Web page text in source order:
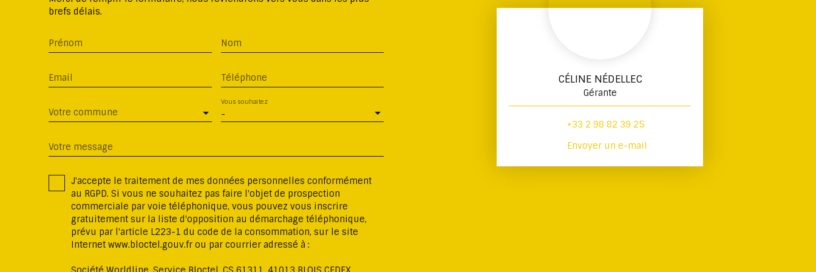
brefs délais.
Prénom Nom
Email Téléphone
Votre commune -
Vous souhaitez
Votre message
J'accepte le traitement de mes données personnelles conformément
au RGPD. Si vous ne souhaitez pas faire l'objet de prospection
commerciale par voie téléphonique, vous pouvez vous inscrire
gratuitement sur la liste d'opposition au démarchage téléphonique,
prévu par l'article L223-1 du code de la consommation, sur le site
Internet www.bloctel.gouv.fr ou par courrier adressé à :
CÉLINE NÉDELLEC
Gérante
+33 2 98 82 39 25
Envoyer un e-mail